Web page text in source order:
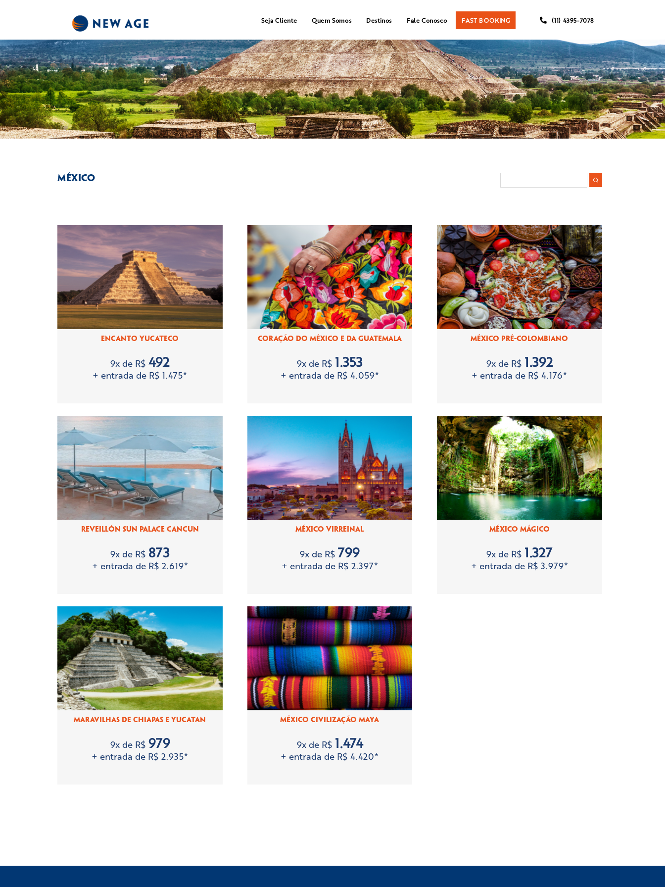
Seja Cliente Quem Somos Destinos Fale Conosco FAST BOOKING (11) 4395-7078
México
ENCANTO YUCATECO
9x de R$492
+ entrada de R$ 1.475*
CORAÇÃO DO MÉXICO E DA GUATEMALA
9x de R$ 1.353
+ entrada de R$ 4.059*
MÉXICO PRÉ-COLOMBIANO
9x de R$ 1.392
+ entrada de R$ 4.176*
REVEILLÓN SUN PALACE CANCUN
9x de R$ 873
+ entrada de R$ 2.619*
MÉXICO VIRREINAL
9x de R$799
+ entrada de R$ 2.397*
MÉXICO MÁGICO
9x de R$ 1.327
+ entrada de R$ 3.979*
MARAVILHAS DE CHIAPAS E YUCATAN
9x de R$ 979
+ entrada de R$ 2.935*
MÉXICO CIVILIZAÇÃO MAYA
9x de R$ 1.474
+ entrada de R$ 4.420*